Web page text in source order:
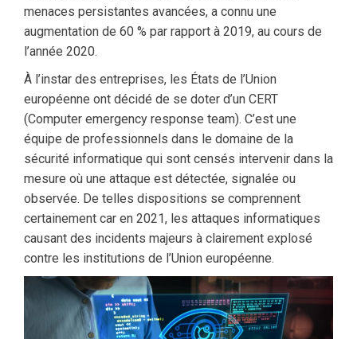
menaces persistantes avancées, a connu une
augmentation de 60 % par rapport à 2019, au cours de
l’année 2020.
À l’instar des entreprises, les États de l’Union
européenne ont décidé de se doter d’un CERT
(Computer emergency response team). C’est une
équipe de professionnels dans le domaine de la
sécurité informatique qui sont censés intervenir dans la
mesure où une attaque est détectée, signalée ou
observée. De telles dispositions se comprennent
certainement car en 2021, les attaques informatiques
causant des incidents majeurs à clairement explosé
contre les institutions de l’Union européenne.